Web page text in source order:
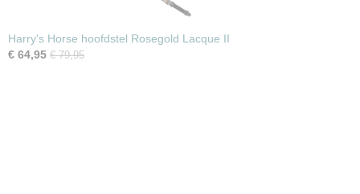
Harry's Horse hoofdstel Rosegold Lacque II
€ 64,95 € 79,95